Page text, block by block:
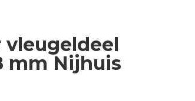
vleugeldeel
mm Nijhuis